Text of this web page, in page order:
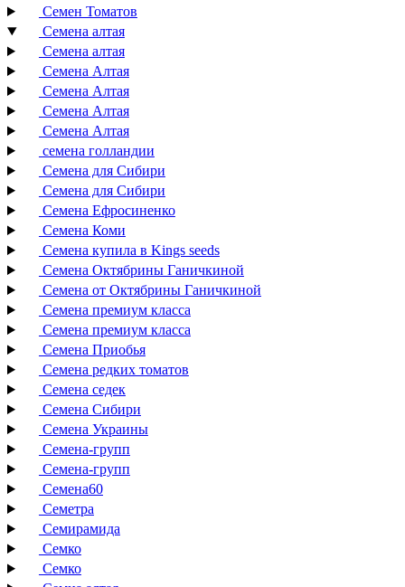
Семен Томатов
Семена алтая
Семена алтая
Семена Алтая
Семена Алтая
Семена Алтая
Семена Алтая
семена голландии
Семена для Сибири
Семена для Сибири
Семена Ефросиненко
Семена Коми
Семена купила в Kings seeds
Семена Октябрины Ганичкиной
Семена от Октябрины Ганичкиной
Семена премиум класса
Семена премиум класса
Семена Приобья
Семена редких томатов
Семена седек
Семена Сибири
Семена Украины
Семена-групп
Семена-групп
Семена60
Семетра
Семирамида
Семко
Семко